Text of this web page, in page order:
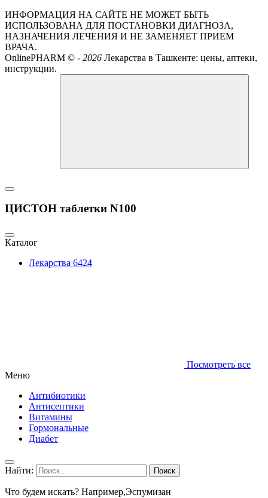
ИНФОРМАЦИЯ НА САЙТЕ НЕ МОЖЕТ БЫТЬ
ИСПОЛЬЗОВАНА ДЛЯ ПОСТАНОВКИ ДИАГНОЗА,
НАЗНАЧЕНИЯ ЛЕЧЕНИЯ И НЕ ЗАМЕНЯЕТ ПРИЕМ
ВРАЧА.
OnlinePHARM © - 2026 Лекарства в Ташкенте: цены, аптеки,
инструкции.
ЦИСТОН таблетки N100
Каталог
Лекарства 6424
Посмотреть все
Меню
Антибиотики
Антисептики
Витамины
Гормональные
Диабет
Найти:
Что будем искать? Например,Эспумизан